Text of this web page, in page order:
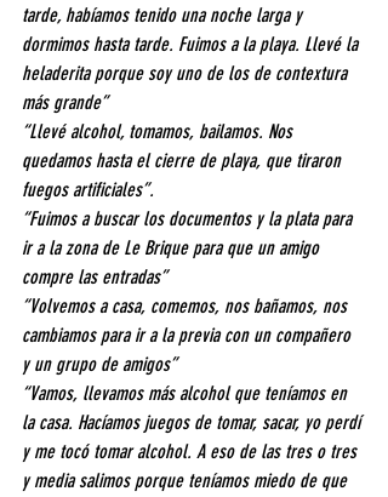
tarde, habíamos tenido una noche larga y
dormimos hasta tarde. Fuimos a la playa. Llevé la
heladerita porque soy uno de los de contextura
más grande”
“Llevé alcohol, tomamos, bailamos. Nos
quedamos hasta el cierre de playa, que tiraron
fuegos artificiales”.
“Fuimos a buscar los documentos y la plata para
ir a la zona de Le Brique para que un amigo
compre las entradas”
“Volvemos a casa, comemos, nos bañamos, nos
cambiamos para ir a la previa con un compañero
y un grupo de amigos”
“Vamos, llevamos más alcohol que teníamos en
la casa. Hacíamos juegos de tomar, sacar, yo perdí
y me tocó tomar alcohol. A eso de las tres o tres
y media salimos porque teníamos miedo de que